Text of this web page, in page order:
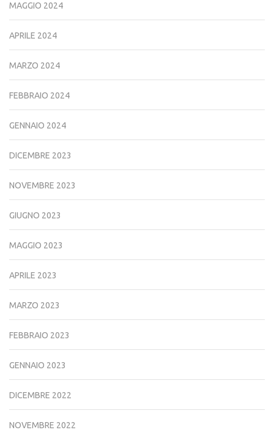
MAGGIO 2024
APRILE 2024
MARZO 2024
FEBBRAIO 2024
GENNAIO 2024
DICEMBRE 2023
NOVEMBRE 2023
GIUGNO 2023
MAGGIO 2023
APRILE 2023
MARZO 2023
FEBBRAIO 2023
GENNAIO 2023
DICEMBRE 2022
NOVEMBRE 2022